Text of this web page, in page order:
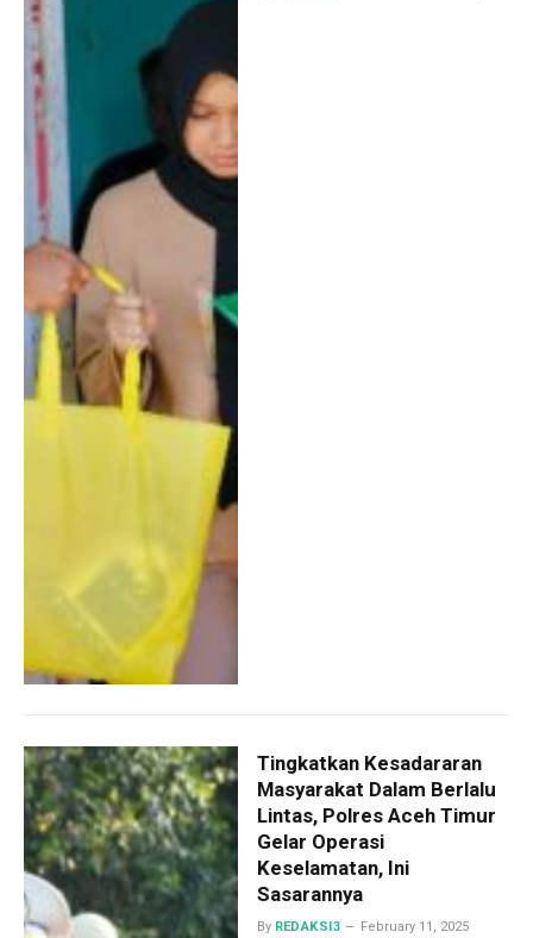
Tingkatkan Kesadararan
Masyarakat Dalam Berlalu
Lintas, Polres Aceh Timur
Gelar Operasi
Keselamatan, Ini
Sasarannya
By REDAKSI3
February 11, 2025